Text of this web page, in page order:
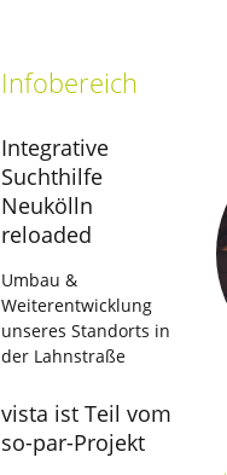
Infobereich
Integrative
Suchthilfe
Neukölln
reloaded
Umbau &
Weiterentwicklung
unseres Standorts in
der Lahnstraße
vista ist Teil vom
so-par-Projekt